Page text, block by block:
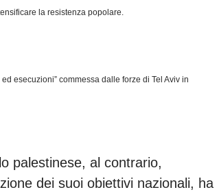
la resistenza popolare.
esecuzioni” commessa dalle forze di Tel Aviv in
palestinese, al contrario,
dei suoi obiettivi nazionali, ha